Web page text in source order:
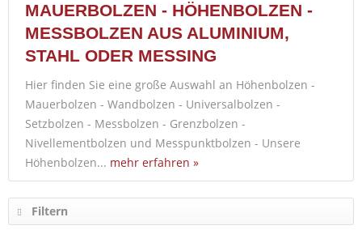
MAUERBOLZEN - HÖHENBOLZEN -
MESSBOLZEN AUS ALUMINIUM,
STAHL ODER MESSING
Hier finden Sie eine große Auswahl an Höhenbolzen -
Mauerbolzen - Wandbolzen - Universalbolzen -
Setzbolzen - Messbolzen - Grenzbolzen -
Nivellementbolzen und Messpunktbolzen - Unsere
Höhenbolzen... mehr erfahren »
Filtern